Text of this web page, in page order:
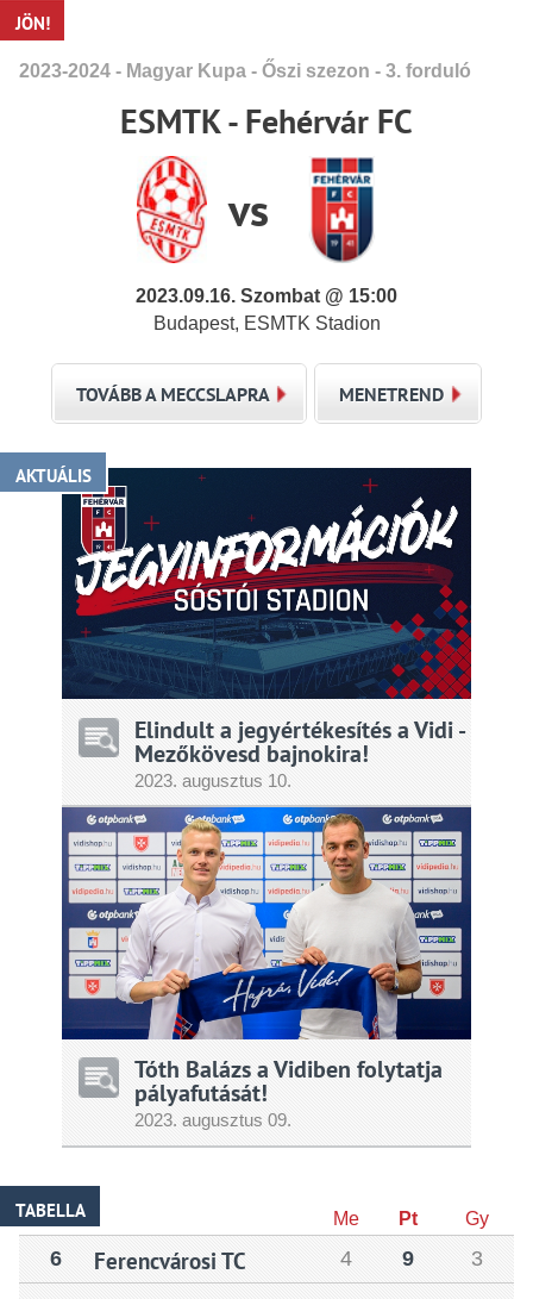
JÖN!
2023-2024 - Magyar Kupa - Őszi szezon - 3. forduló
ESMTK - Fehérvár FC
vs
2023.09.16. Szombat @ 15:00
Budapest, ESMTK Stadion
TOVÁBB A MECCSLAPRA MENETREND
AKTUÁLIS
Elindult a jegyértékesítés a Vidi -
Mezőkövesd bajnokira!
2023.augusztus 10.
Tóth Balázs a Vidiben folytatja
pályafutását!
2023.augusztus 09.
TABELLA Me Pt Gy
6 Ferencvárosi TC 4 9
3